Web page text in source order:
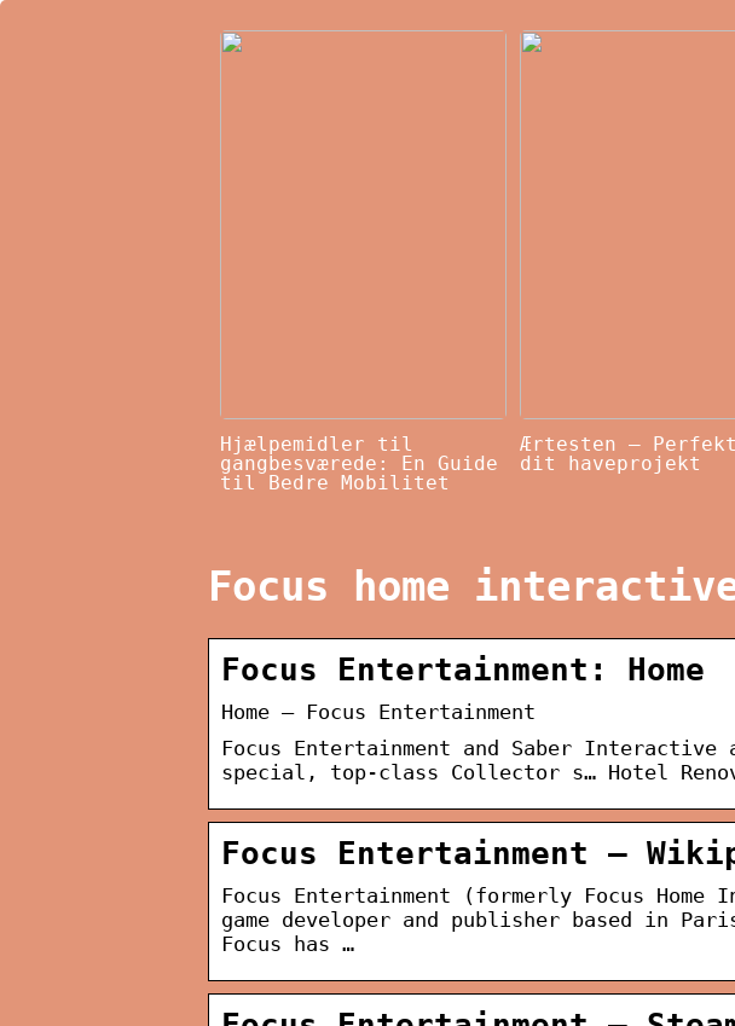
Hjælpemidler til
gangbesværede: En Guide
til Bedre Mobilitet
Ærtesten –
dit haveprojekt
Focus home
Focus Entertainment: Home
Home – Focus Entertainment
Focus Entertainment and Saber
special, top-class Collector s… Hotel
Focus Entertainment –
Focus Entertainment (formerly Focus
game developer and publisher based in
Focus has …